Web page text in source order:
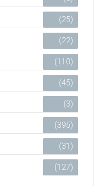
(25)
(22)
(110)
(45)
(3)
(395)
(31)
(127)